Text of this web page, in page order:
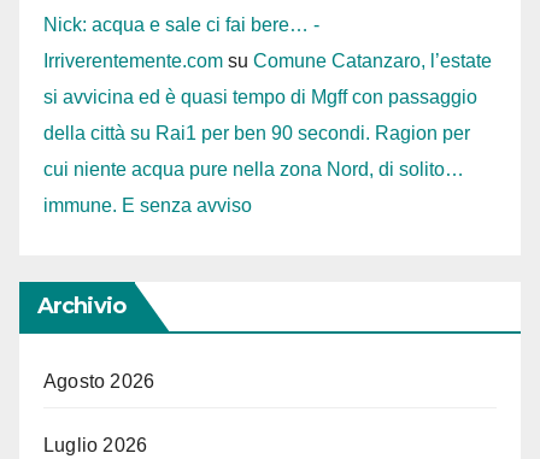
Nick: acqua e sale ci fai bere… -
Irriverentemente.com su Comune Catanzaro, l’estate
si avvicina ed è quasi tempo di Mgff con passaggio
della città su Rai1 per ben 90 secondi. Ragion per
cui niente acqua pure nella zona Nord, di solito…
immune. E senza avviso
Archivio
Agosto 2026
Luglio 2026